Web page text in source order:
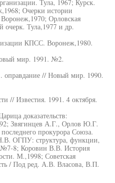
Тула, 1967; Курск.
Очерки истории
Орловская
очерк. Тула,1977 и др.
КПСС. Воронеж,1980.
мир. 1991. №2.
оправдание // Новый мир. 1990.
// Известия. 1991. 4 октября.
доказательств:
Звягинцев А.Г., Орлов Ю.Г.
прокурора Союза.
ОГПУ: структура, функции,
8; Коровин В.В. История
М.,1998; Советская
/ Под ред. А.В. Власова, В.П.